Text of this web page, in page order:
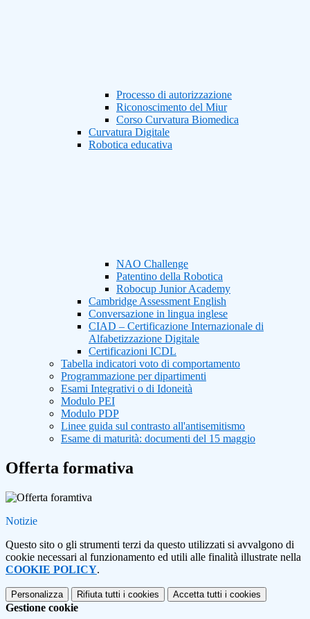
Processo di autorizzazione
Riconoscimento del Miur
Corso Curvatura Biomedica
Curvatura Digitale
Robotica educativa
NAO Challenge
Patentino della Robotica
Robocup Junior Academy
Cambridge Assessment English
Conversazione in lingua inglese
CIAD – Certificazione Internazionale di
Alfabetizzazione Digitale
Certificazioni ICDL
Tabella indicatori voto di comportamento
Programmazione per dipartimenti
Esami Integrativi o di Idoneità
Modulo PEI
Modulo PDP
Linee guida sul contrasto all'antisemitismo
Esame di maturità: documenti del 15 maggio
Offerta formativa
Notizie
Questo sito o gli strumenti terzi da questo utilizzati si avvalgono di
cookie necessari al funzionamento ed utili alle finalità illustrate nella
COOKIE POLICY.
Personalizza Rifiuta tutti i cookies Accetta tutti i cookies
Gestione cookie